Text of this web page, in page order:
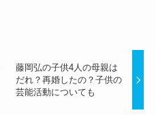
藤岡弘の子供4人の母親は
だれ？再婚したの？子供の
芸能活動についても